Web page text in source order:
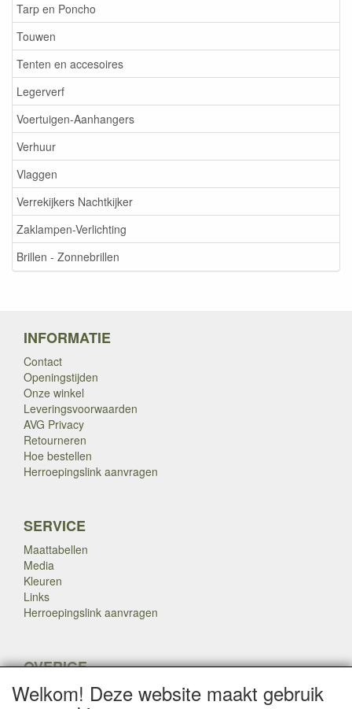
Tarp en Poncho
Touwen
Tenten en accesoires
Legerverf
Voertuigen-Aanhangers
Verhuur
Vlaggen
Verrekijkers Nachtkijker
Zaklampen-Verlichting
Brillen - Zonnebrillen
INFORMATIE
Contact
Openingstijden
Onze winkel
Leveringsvoorwaarden
AVG Privacy
Retourneren
Hoe bestellen
Herroepingslink aanvragen
SERVICE
Maattabellen
Media
Kleuren
Links
Herroepingslink aanvragen
OVERIGE
Veteranen
Nieuws
Welkom! Deze website maakt gebruik